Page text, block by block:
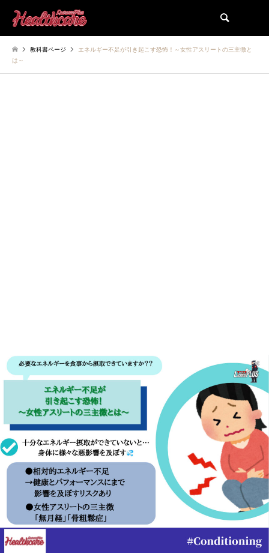
教科書ページ
エネルギー不足が引き起こす恐怖！～女性アスリートの三主徴と
は～